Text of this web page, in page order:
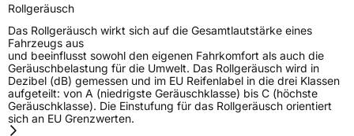
Rollgeräusch
Das Rollgeräusch wirkt sich auf die Gesamtlautstärke eines
Fahrzeugs aus
und beeinflusst sowohl den eigenen Fahrkomfort als auch die
Geräuschbelastung für die Umwelt. Das Rollgeräusch wird in
Dezibel (dB) gemessen und im EU Reifenlabel in die drei Klassen
aufgeteilt: von A (niedrigste Geräuschklasse) bis C (höchste
Geräuschklasse). Die Einstufung für das Rollgeräusch orientiert
sich an EU Grenzwerten.